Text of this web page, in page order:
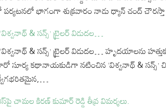
భాగంగా శుక్రవారం నాడు ధ్యాన్ చంద్ చౌరస్తా
& సన్స్’ ట్రైలర్ విడుదల…
‘విశ్వనాథ్ & సన్స్’ ట్రైలర్ విడుదల… హృదయాలను
సూర్య కథానాయకుడిగా నటించిన ‘విశ్వనాథ్ & సన్స్’
చామల కిరణ్ కుమార్ రెడ్డి తీవ్ర విమర్శలు.